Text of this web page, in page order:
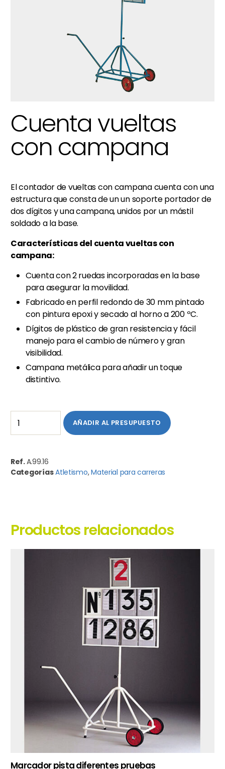
Cuenta vueltas
con campana
El contador de vueltas con campana cuenta con una
estructura que consta de un un soporte portador de
dos dígitos y una campana, unidos por un mástil
soldado a la base.
Características del cuenta vueltas con
campana:
Cuenta con 2 ruedas incorporadas en la base
para asegurar la movilidad.
Fabricado en perfil redondo de 30 mm pintado
con pintura epoxi y secado al horno a 200 ºC.
Dígitos de plástico de gran resistencia y fácil
manejo para el cambio de número y gran
visibilidad.
Campana metálica para añadir un toque
distintivo.
AÑADIR AL PRESUPUESTO
Ref.A.99.16
CategoríasAtletismo,Material para carreras
Productos relacionados
Marcador pista diferentes pruebas